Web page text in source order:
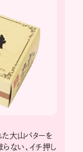
大山バターを
ない、イチ押し